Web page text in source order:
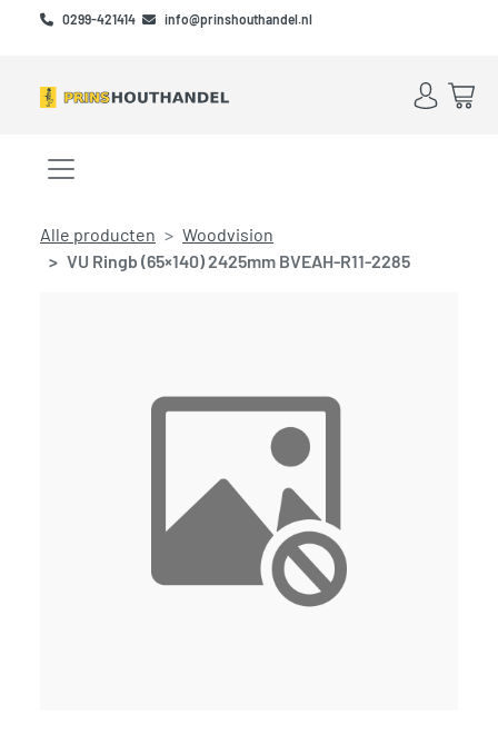
Skip to main content
Skip to footer
0299-421414 info@prinshouthandel.nl
Account
Menu openen/sluiten
Alle producten
Woodvision
VU Ringb (65×140) 2425mm BVEAH-R11-2285